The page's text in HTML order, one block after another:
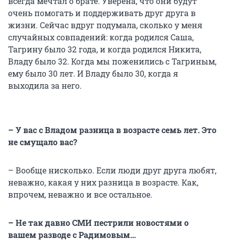
очень помогать и поддерживать друг друга в
жизни. Сейчас вдруг подумала, сколько у меня
случайных совпадений: когда родился Саша,
Тагрину было 32 года, и когда родился Никита,
Владу было 32. Когда мы поженились с Тагриным,
ему было 30 лет. И Владу было 30, когда я
выходила за него.
– У вас с Владом разница в возрасте семь лет. Это
не смущало вас?
– Вообще нисколько. Если люди друг друга любят,
неважно, какая у них разница в возрасте. Как,
впрочем, неважно и все остальное.
– Не так давно СМИ пестрили новостями о
вашем разводе с Радимовым…